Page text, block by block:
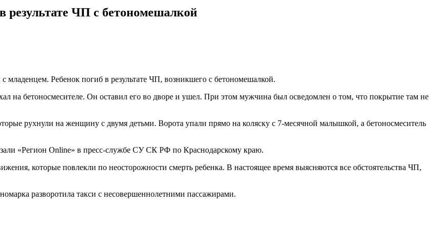
результате ЧП с бетономешалкой
младенцем. Ребенок погиб в результате ЧП, возникшего с бетономешалкой.
на бетоносмесителе. Он оставил его во дворе и ушел. При этом мужчина был осведомлен о том, что покрытие там не
рухнули на женщину с двумя детьми. Ворота упали прямо на коляску с 7-месячной малышкой, а бетоносмеситель
«Регион Online» в пресс-службе СУ СК РФ по Краснодарскому краю.
которые повлекли по неосторожности смерть ребенка. В настоящее время выясняются все обстоятельства ЧП,
разворотила такси с несовершеннолетними пассажирами.